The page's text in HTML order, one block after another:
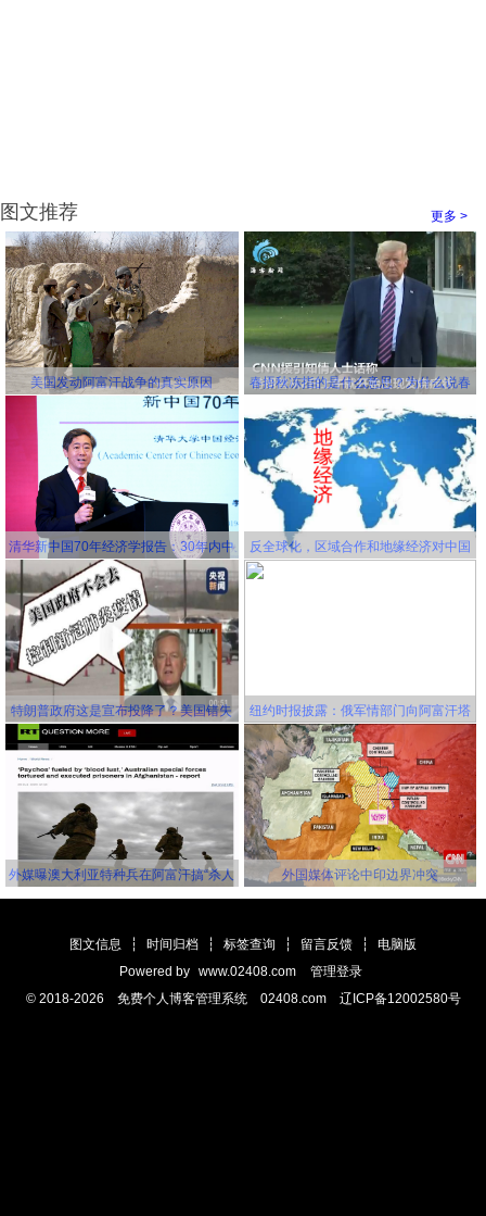
更多 >
图文推荐
美国发动阿富汗战争的真实原因
春捂秋冻指的是什么意思？为什么说春
杂病
清华新中国70年经济学报告：30年内中
国将成为世界第一大经济体
反全球化，区域合作和地缘经济对中国
特朗普政府这是宣布投降了？美国错失
延缓新冠病毒传播的机会，并且还要一
错再错！
纽约时报披露：俄军情部门向阿富汗塔
利班关联组织秘密提供赏金，鼓励他们
击杀美军
外媒曝澳大利亚特种兵在阿富汗搞“杀人
外国媒体评论中印边界冲突
图文信息 ┆ 时间归档 ┆ 标签查询 ┆ 留言反馈 ┆
电脑版
Powered by www.02408.com
管理登录
© 2018-2026 免费个人博客管理系统 02408.com 辽ICP备12002580号